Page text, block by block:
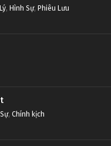
, Hình Sự, Phiêu Lưu
, Chính kịch